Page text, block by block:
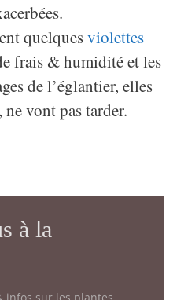
quelquesviolettes
frais & humidité et les
de l’églantier, elles
vont pas tarder.
à la